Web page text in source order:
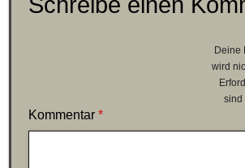
Deine
wird
sind
Kommentar *